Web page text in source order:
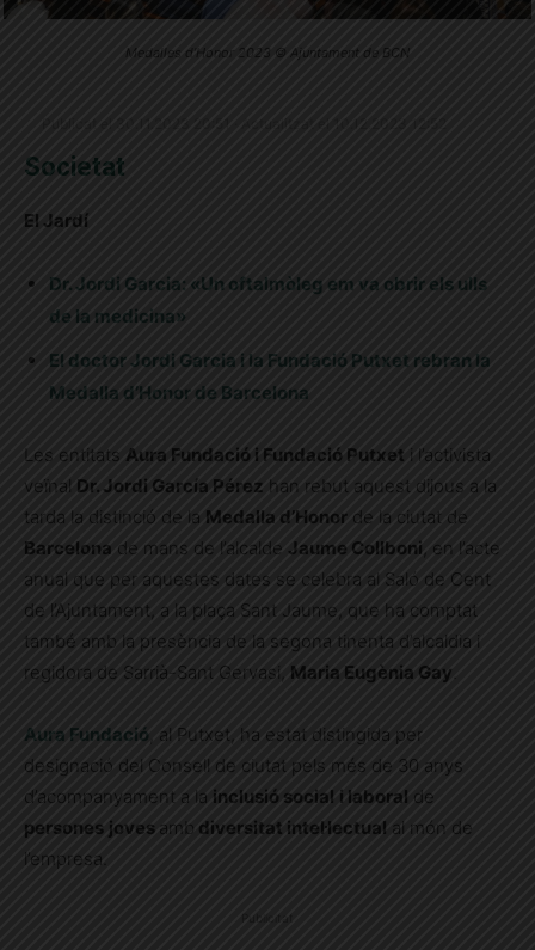
Medalles d'Honor 2023 © Ajuntament de BCN
Societat
El Jardí
Dr. Jordi Garcia: «Un oftalmòleg em va obrir els ulls
de la medicina»
El doctor Jordi Garcia i la Fundació Putxet rebran la
Medalla d’Honor de Barcelona
Les entitats Aura Fundació i Fundació Putxet i l’activista
veïnal Dr. Jordi García Pérez han rebut aquest dijous a la
tarda la distinció de la Medalla d’Honor de la ciutat de
Barcelona de mans de l’alcalde Jaume Collboni, en l’acte
anual que per aquestes dates se celebra al Saló de Cent
de l’Ajuntament, a la plaça Sant Jaume, que ha comptat
també amb la presència de la segona tinenta d’alcaldia i
regidora de Sarrià-Sant Gervasi, Maria Eugènia Gay.
Aura Fundació , al Putxet, ha estat distingida per
designació del Consell de ciutat pels més de 30 anys
d’acompanyament a la inclusió social i laboral de
persones joves amb diversitat intel·lectual al món de
l’empresa.
Publicitat